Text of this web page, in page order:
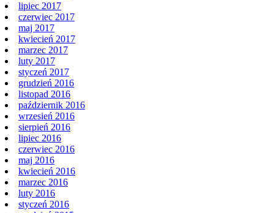
lipiec 2017
czerwiec 2017
maj 2017
kwiecień 2017
marzec 2017
luty 2017
styczeń 2017
grudzień 2016
listopad 2016
październik 2016
wrzesień 2016
sierpień 2016
lipiec 2016
czerwiec 2016
maj 2016
kwiecień 2016
marzec 2016
luty 2016
styczeń 2016